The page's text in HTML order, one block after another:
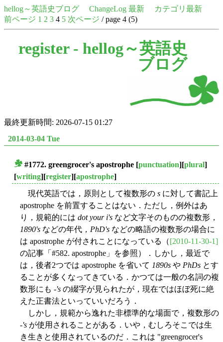
hellog～英語史ブログ ChangeLog 最新
カテゴリ最新
前ページ 1 2 3 4 5 次ページ / page 4 (5)
register - hellog～英語史
ブログ
最終更新時間: 2026-07-15 01:27
2014-03-04 Tue
#1772. greengrocer's apostrophe [punctuation][plural]
[writing][register][apostrophe]
現代英語では，原則として複数形の s に対して書記上
apostrophe を前置することはない．ただし，例外はあ
り，規範的には dot your i's など文字そのものの複数形，
1890's などの年代， PhD's などの略語の複数形の場合に
は apostrophe が付されことになっている（[2010-11-30-1]
の記事「#582. apostrophe」を参照）．しかし，最近で
は，後者2つでは apostrophe を省いて 1890s や PhDs とす
ることが多くなってきている．かつては一般の名詞の複
数形にも -'s の綴字が見られたが，現在ではほぼ死に絶
えた正書法といっていいだろう．
しかし，規範から逸れた非標準的な場面で，複数形の
-'s が使用されることがある．いや，むしろそこでは生
き生きと使用されているのだ．これは "greengrocer's